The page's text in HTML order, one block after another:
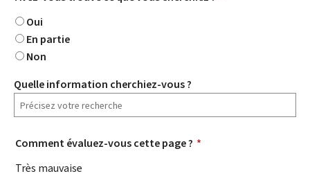
Oui
En partie
Non
Quelle information cherchiez-vous ?
Comment évaluez-vous cette page ? *
Très mauvaise